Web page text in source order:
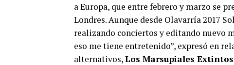
a Europa, que entre febrero y marzo se
Londres. Aunque desde Olavarría 2017
realizando conciertos y editando nuevo
eso me tiene entretenido”, expresó en
alternativos,Los Marsupiales Extintos